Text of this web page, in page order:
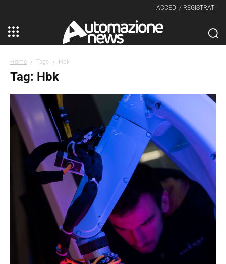
ACCEDI / REGISTRATI
Home Tags Hbk
Tag: Hbk